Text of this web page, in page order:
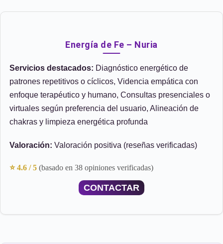
Energía de Fe – Nuria
Servicios destacados: Diagnóstico energético de
patrones repetitivos o cíclicos, Videncia empática con
enfoque terapéutico y humano, Consultas presenciales o
virtuales según preferencia del usuario, Alineación de
chakras y limpieza energética profunda
Valoración: Valoración positiva (reseñas verificadas)
⭐ 4.6 / 5 (basado en 38 opiniones verificadas)
CONTACTAR